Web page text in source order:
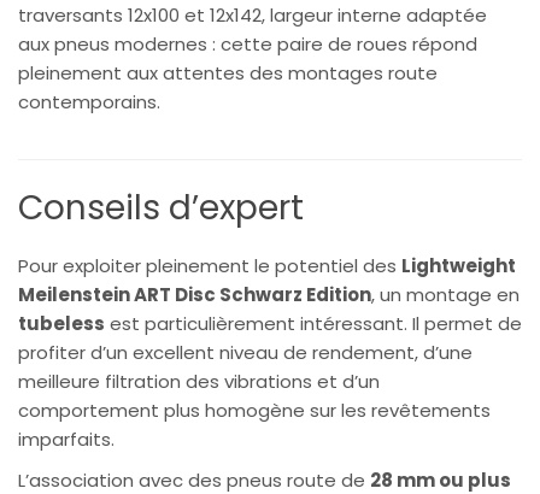
traversants 12x100 et 12x142, largeur interne adaptée
aux pneus modernes : cette paire de roues répond
pleinement aux attentes des montages route
contemporains.
Conseils d’expert
Pour exploiter pleinement le potentiel des Lightweight
Meilenstein ART Disc Schwarz Edition, un montage en
tubeless est particulièrement intéressant. Il permet de
profiter d’un excellent niveau de rendement, d’une
meilleure filtration des vibrations et d’un
comportement plus homogène sur les revêtements
imparfaits.
L’association avec des pneus route de 28 mm ou plus